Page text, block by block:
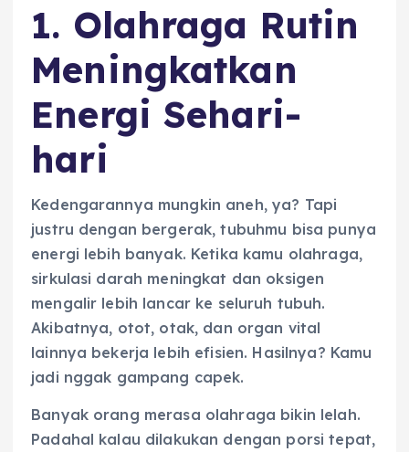
1. Olahraga Rutin
Meningkatkan
Energi Sehari-
hari
Kedengarannya mungkin aneh, ya? Tapi
justru dengan bergerak, tubuhmu bisa punya
energi lebih banyak. Ketika kamu olahraga,
sirkulasi darah meningkat dan oksigen
mengalir lebih lancar ke seluruh tubuh.
Akibatnya, otot, otak, dan organ vital
lainnya bekerja lebih efisien. Hasilnya? Kamu
jadi nggak gampang capek.
Banyak orang merasa olahraga bikin lelah.
Padahal kalau dilakukan dengan porsi tepat,